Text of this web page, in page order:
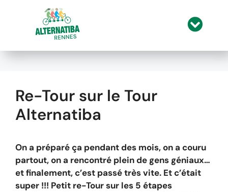
Re-Tour sur le Tour
Alternatiba
On a préparé ça pendant des mois, on a couru
partout, on a rencontré plein de gens géniaux…
et finalement, c’est passé très vite. Et c’était
super !!! Petit re-Tour sur les 5 étapes